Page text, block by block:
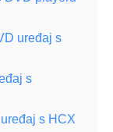
uređaj s
s
s HCX